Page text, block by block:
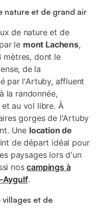
nature et de grand air
de nature et de
le mont Lachens,
mètres, dont le
de la
par l'Artuby, affluent
la randonnée,
et au vol libre. À
gorges de l'Artuby
Une location de
de départ idéal pour
paysages lors d'un
noscampings à
Aygulf.
villages et de